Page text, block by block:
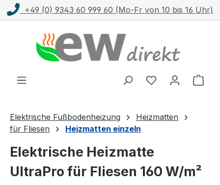
Zum Hauptinhalt springen
10 bis 16 Uhr) Kostenloser Versand mit
Elektrische Fußbodenheizung
Heizmatten
für Fliesen
Heizmatten einzeln
Elektrische Heizmatte
UltraPro für Fliesen 160 W/m²